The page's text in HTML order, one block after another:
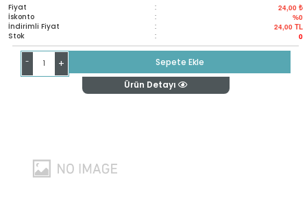
Fiyat : 24,00 ₺
İskonto : %0
İndirimli Fiyat : 24,00 TL
Stok : 0
- +
Sepete Ekle
Ürün Detayı